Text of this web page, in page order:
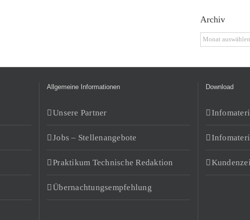
Archiv
Archiv
Allgemeine Informationen
Unsere Partner
Jobs – Stellenangebote
Praktikum Technische Redaktion
Übernachtungsempfehlung
Download